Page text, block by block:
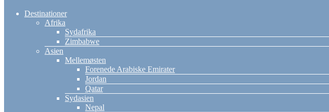
Destinationer
Afrika
Sydafrika
Zimbabwe
Asien
Mellemøsten
Forenede Arabiske Emirater
Jordan
Qatar
Sydasien
Nepal